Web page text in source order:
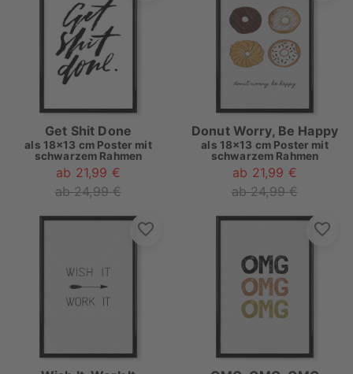
Get Shit Done
als 18x13 cm Poster mit
schwarzem Rahmen
ab 21,99 €
ab 24,99 €
Donut Worry, Be Happy
als 18x13 cm Poster mit
schwarzem Rahmen
ab 21,99 €
ab 24,99 €